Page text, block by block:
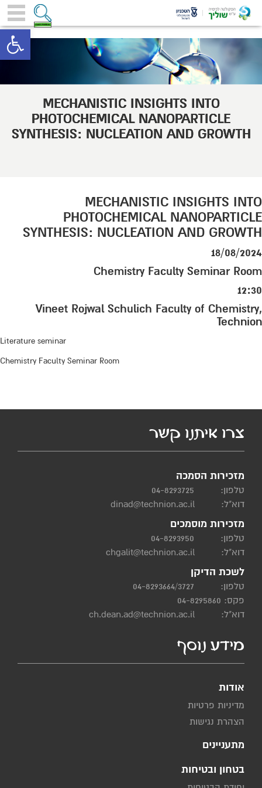
MECHANISTIC INSIGHTS INTO
PHOTOCHEMICAL NANOPARTICLE
SYNTHESIS: NUCLEATION AND GROWTH
MECHANISTIC INSIGHTS INTO
PHOTOCHEMICAL NANOPARTICLE
SYNTHESIS: NUCLEATION AND GROWTH
18/08/2024
Chemistry Faculty Seminar Room
12:30
Vineet Rojwal Schulich Faculty of Chemistry,
Technion
Literature seminar
Chemistry Faculty Seminar Room
צרו איתנו קשר
מזכירות הסמכה
טלפון:
04-8293725
דוא"ל:
dinad@technion.ac.il
מזכירות מוסמכים
טלפון:
04-8293950
דוא"ל:
chgalit@technion.ac.il
לשכת הדיקן
טלפון:
04-8293664/3727
פקס: 04-8295860
דוא"ל:
ch.dean.ad@technion.ac.il
מידע נוסף
אודות
מדיניות פרטיות
הצהרת נגישות
מתעניינים
בטחון ובטיחות